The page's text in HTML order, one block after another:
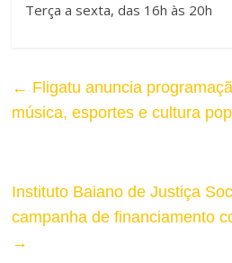
Terça a sexta, das 16h às 20h
← Fligatu anuncia
música, esportes e cultura
Instituto Baiano de Justiça
campanha de financiamento
→